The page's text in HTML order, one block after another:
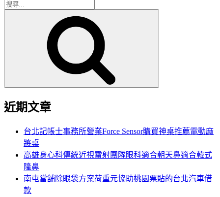
搜
近期文章
台北記帳士事務所營業Force Sensor購買神桌推薦電動麻
將桌
高雄身心科傳統近視雷射團隊眼科適合朝天鼻適合韓式
隆鼻
南屯當舖除眼袋方案荷重元協助桃園票貼的台北汽車借
款